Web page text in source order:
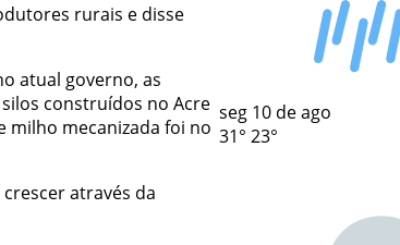
rurais e disse
atual governo, as
construídos no Acre
milho mecanizada foi no
através da
seg 10 de ago
31° 23°